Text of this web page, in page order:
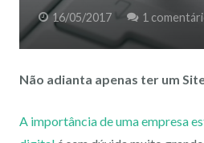
CONTATO
16/05/2017 1
Não adianta apenas ter um
A importância de uma empresa